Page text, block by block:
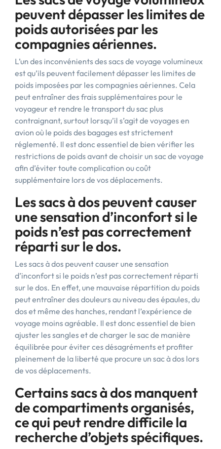
peuvent dépasser les limites de
poids autorisées par les
compagnies aériennes.
L’un des inconvénients des sacs de voyage volumineux
est qu’ils peuvent facilement dépasser les limites de
poids imposées par les compagnies aériennes. Cela
peut entraîner des frais supplémentaires pour le
voyageur et rendre le transport du sac plus
contraignant, surtout lorsqu’il s’agit de voyages en
avion où le poids des bagages est strictement
réglementé. Il est donc essentiel de bien vérifier les
restrictions de poids avant de choisir un sac de voyage
afin d’éviter toute complication ou coût
supplémentaire lors de vos déplacements.
Les sacs à dos peuvent causer
une sensation d’inconfort si le
poids n’est pas correctement
réparti sur le dos.
Les sacs à dos peuvent causer une sensation
d’inconfort si le poids n’est pas correctement réparti
sur le dos. En effet, une mauvaise répartition du poids
peut entraîner des douleurs au niveau des épaules, du
dos et même des hanches, rendant l’expérience de
voyage moins agréable. Il est donc essentiel de bien
ajuster les sangles et de charger le sac de manière
équilibrée pour éviter ces désagréments et profiter
pleinement de la liberté que procure un sac à dos lors
de vos déplacements.
Certains sacs à dos manquent
de compartiments organisés,
ce qui peut rendre difficile la
recherche d’objets spécifiques.